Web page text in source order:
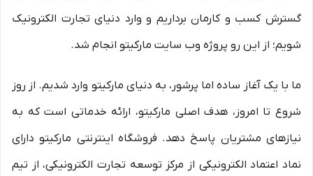
گسترش کسب و کارمان برداریم و وارد دنیای تجارت الکترونیک
شویم؛ از این رو پروژه وب سایت مارکیتو انجام شد.
ما با یک آغاز ساده اما پرشور، به دنیای مارکیتو وارد شدیم. از روز
شروع تا امروز، هدف اصلی مارکیتو، ارائه خدماتی است که به
نیازهای مشتریان پاسخ دهد. فروشگاه اینترنتی مارکیتو دارای
نماد اعتماد الکترونیکی از مرکز توسعه تجارت الکترونیکی، از تیم